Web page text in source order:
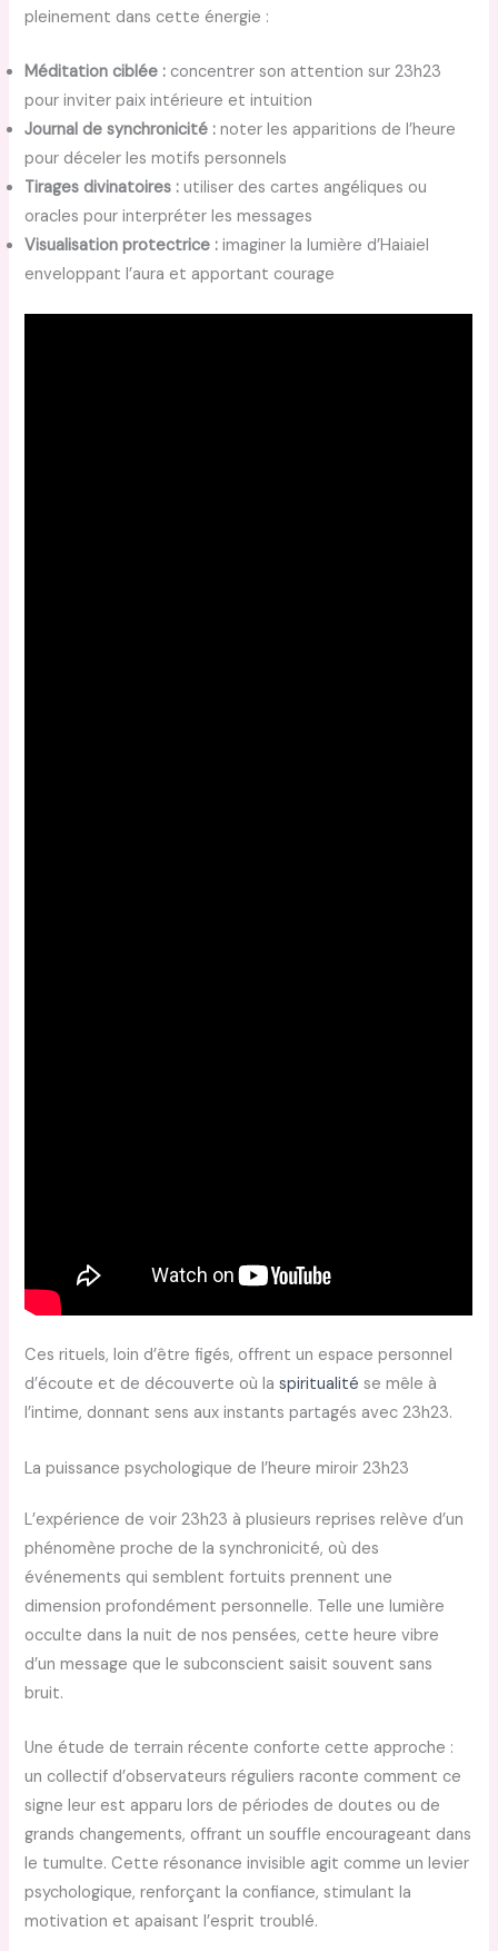
pleinement dans cette énergie :
Méditation ciblée : concentrer son attention sur 23h23
pour inviter paix intérieure et intuition
Journal de synchronicité : noter les apparitions de l’heure
pour déceler les motifs personnels
Tirages divinatoires : utiliser des cartes angéliques ou
oracles pour interpréter les messages
Visualisation protectrice : imaginer la lumière d’Haiaiel
enveloppant l’aura et apportant courage
Ces rituels, loin d’être figés, offrent un espace personnel
d’écoute et de découverte où laspiritualité se mêle à
l’intime, donnant sens aux instants partagés avec 23h23.
La puissance psychologique de l’heure miroir 23h23
L’expérience de voir 23h23 à plusieurs reprises relève d’un
phénomène proche de la synchronicité, où des
événements qui semblent fortuits prennent une
dimension profondément personnelle. Telle une lumière
occulte dans la nuit de nos pensées, cette heure vibre
d’un message que le subconscient saisit souvent sans
bruit.
Une étude de terrain récente conforte cette approche :
un collectif d’observateurs réguliers raconte comment ce
signe leur est apparu lors de périodes de doutes ou de
grands changements, offrant un souffle encourageant dans
le tumulte. Cette résonance invisible agit comme un levier
psychologique, renforçant la confiance, stimulant la
motivation et apaisant l’esprit troublé.